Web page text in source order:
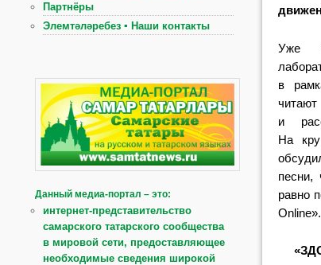
Уже
в
и
На
песни,
равно
Online».
Партнёры
Элемтәләребез ▪ Наши контакты
Данный медиа-портал – это:
интернет-представительство
самарского татарского сообщества
в мировой сети, предоставляющее
необходимые сведения широкой